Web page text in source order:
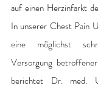
auf einen Herzinfarkt
In unserer Chest Pain
eine möglichst
Versorgung
berichtet Dr. med.